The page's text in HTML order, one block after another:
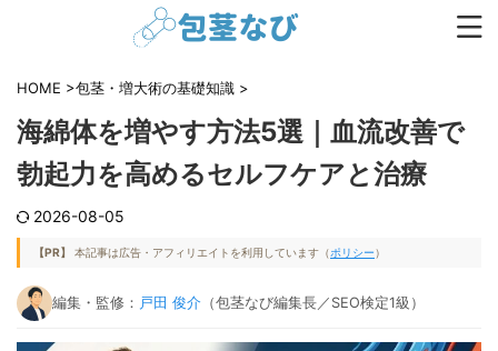
HOME >包茎・増大術の基礎知識 >
海綿体を増やす方法5選｜血流改善で
勃起力を高めるセルフケアと治療
2026-08-05
【PR】 本記事は広告・アフィリエイトを利用しています（ポリシー）
編集・監修： 戸田 俊介 （包茎なび編集長／SEO検定1級）